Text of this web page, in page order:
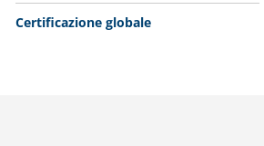
Unternavigaton Weiss
Certificazione globale